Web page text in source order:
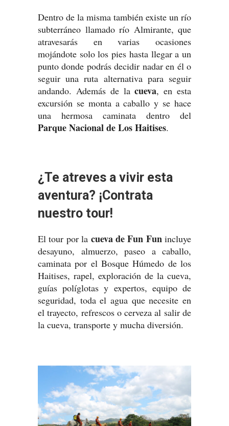
Dentro de la misma también existe un río
subterráneo llamado río Almirante, que
atravesarás en varias ocasiones
mojándote solo los pies hasta llegar a un
punto donde podrás decidir nadar en él o
seguir una ruta alternativa para seguir
andando. Además de lacueva, en esta
excursión se monta a caballo y se hace
una hermosa caminata dentro del
Parque Nacional de Los Haitises.
¿Te atreves a vivir esta
aventura? ¡Contrata
nuestro tour!
El tour por la cueva de Fun Funincluye
desayuno, almuerzo, paseo a caballo,
caminata por el Bosque Húmedo de los
Haitises, rapel, exploración de la cueva,
guías políglotas y expertos, equipo de
seguridad, toda el agua que necesite en
el trayecto, refrescos o cerveza al salir de
la cueva, transporte y mucha diversión.